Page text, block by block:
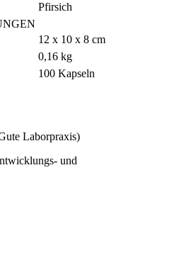
Pfirsich
12 x 10 x 8 cm
0,16 kg
100 Kapseln
Laborpraxis)
und